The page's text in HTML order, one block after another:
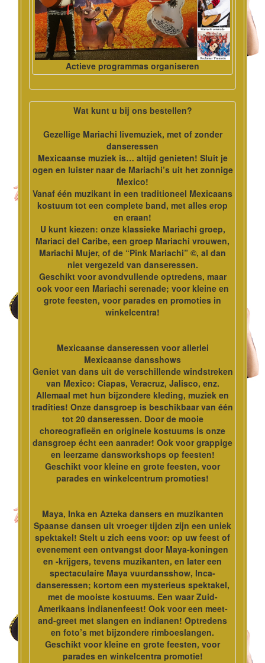
Actieve programmas organiseren
Wat kunt u bij ons bestellen?
Gezellige Mariachi livemuziek, met of zonder
danseressen
Mexicaanse muziek is… altijd genieten! Sluit je
ogen en luister naar de Mariachi’s uit het zonnige
Mexico!
Vanaf één muzikant in een traditioneel Mexicaans
kostuum tot een complete band, met alles erop
en eraan!
U kunt kiezen: onze klassieke Mariachi groep,
Mariaci del Caribe, een groep Mariachi vrouwen,
Mariachi Mujer, of de “Pink Mariachi” ©, al dan
niet vergezeld van danseressen.
Geschikt voor avondvullende optredens, maar
ook voor een Mariachi serenade; voor kleine en
grote feesten, voor parades en promoties in
winkelcentra!
Mexicaanse danseressen voor allerlei
Mexicaanse dansshows
Geniet van dans uit de verschillende windstreken
van Mexico: Ciapas, Veracruz, Jalisco, enz.
Allemaal met hun bijzondere kleding, muziek en
tradities! Onze dansgroep is beschikbaar van één
tot 20 danseressen. Door de mooie
choreografieën en originele kostuums is onze
dansgroep écht een aanrader! Ook voor grappige
en leerzame dansworkshops op feesten!
Geschikt voor kleine en grote feesten, voor
parades en winkelcentrum promoties!
Maya, Inka en Azteka dansers en muzikanten
Spaanse dansen uit vroeger tijden zijn een uniek
spektakel! Stelt u zich eens voor: op uw feest of
evenement een ontvangst door Maya-koningen
en -krijgers, tevens muzikanten, en later een
spectaculaire Maya vuurdansshow, Inca-
danseressen; kortom een mysterieus spektakel,
met de mooiste kostuums. Een waar Zuid-
Amerikaans indianenfeest! Ook voor een meet-
and-greet met slangen en indianen! Optredens
en foto’s met bijzondere rimboeslangen.
Geschikt voor kleine en grote feesten, voor
parades en winkelcentra promotie!